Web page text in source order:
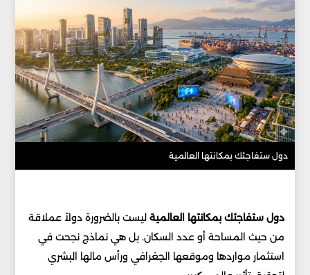
دول ستفاجئك بمكانتها العالمية
دول ستفاجئك بمكانتها العالمية ليست بالضرورة دولاً عملاقة
من حيث المساحة أو عدد السكان. بل هي نماذج نجحت في
استثمار مواردها وموقعها الجغرافي ورأس مالها البشري